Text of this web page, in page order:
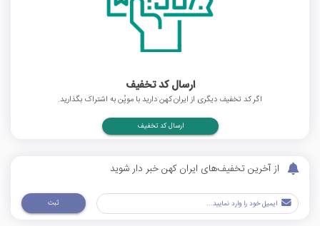
ارسال کد تخفیف
اگر کد تخفیف دیگری از ایران کهن دارید با موپُن به اشتراک بگذارید.
ارسال کد تخفیف
از آخرین تخفیف‌های ایران کهن خبر دار شوید
ثبت